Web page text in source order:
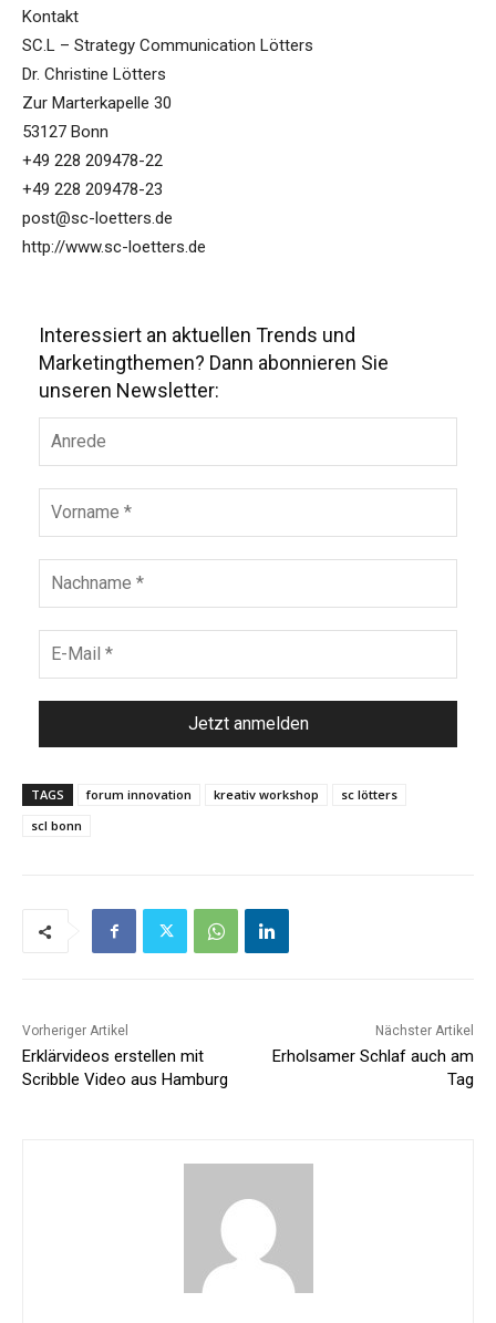
Kontakt
SC.L – Strategy Communication Lötters
Dr. Christine Lötters
Zur Marterkapelle 30
53127 Bonn
+49 228 209478-22
+49 228 209478-23
post@sc-loetters.de
http://www.sc-loetters.de
Interessiert an aktuellen Trends und
Marketingthemen? Dann abonnieren Sie
unseren Newsletter:
TAGS forum innovation kreativ workshop
sc lötters
scl bonn
Vorheriger Artikel
Erklärvideos erstellen mit
Scribble Video aus Hamburg
Nächster Artikel
Erholsamer Schlaf auch am
Tag